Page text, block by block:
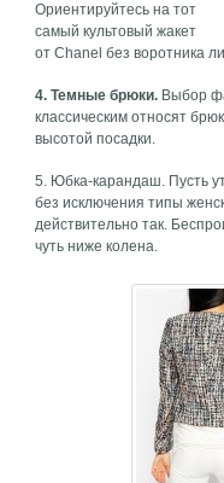
Ориентируйтесь на тот
самый культовый жакет
от Chanel без воротника
4. Темные брюки. Выбор
классическим относят
высотой посадки.
5. Юбка-карандаш. Пусть
без исключения типы
действительно так.
чуть ниже колена.